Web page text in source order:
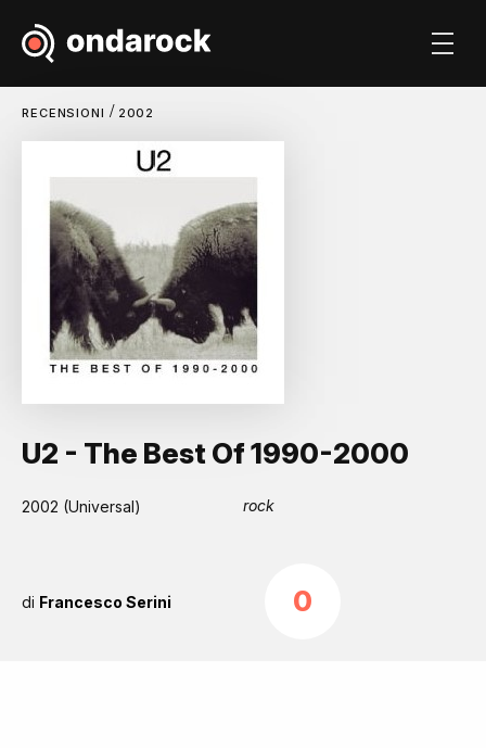
RECENSIONI / 2002
U2 - The Best Of 1990-2000
2002 (Universal) rock
di Francesco Serini 0